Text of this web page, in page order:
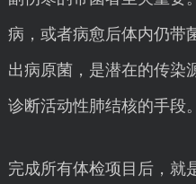
病，或者病愈后体内仍带
出病原菌，是潜在的传染
诊断活动性肺结核的手段。
完成所有体检项目后，就